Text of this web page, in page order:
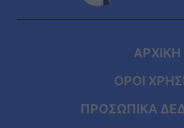
ΑΡΧΙΚΗ
ΟΡΟΙ
ΠΡΟΣΩΠΙΚΑ